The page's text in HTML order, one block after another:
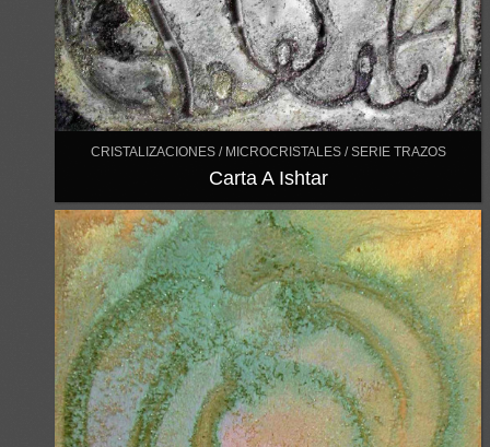
CRISTALIZACIONES / MICROCRISTALES / SERIE TRAZOS
Carta A Ishtar